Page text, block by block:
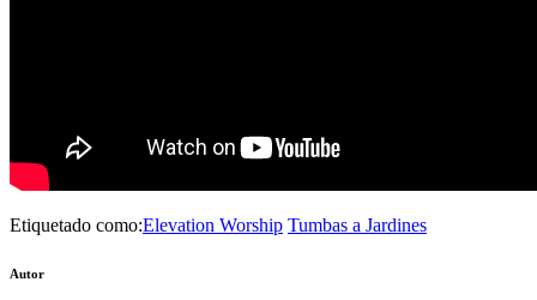
Etiquetado como:Elevation Worship Tumbas a Jardines
Autor